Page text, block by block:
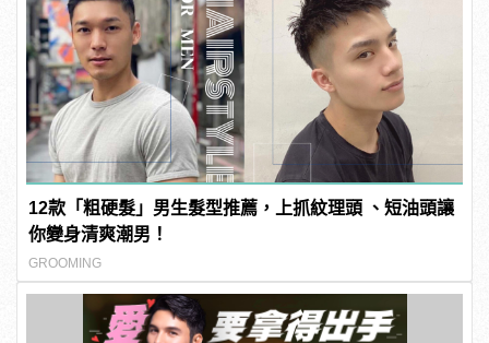
12款「粗硬髮」男生髮型推薦，上抓紋理頭 、短油頭讓
你變身清爽潮男！
GROOMING